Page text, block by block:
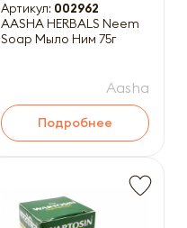
Артикул: 002962
AASHA HERBALS Neem
Soap Мыло Ним 75г
Aasha
Подробнее